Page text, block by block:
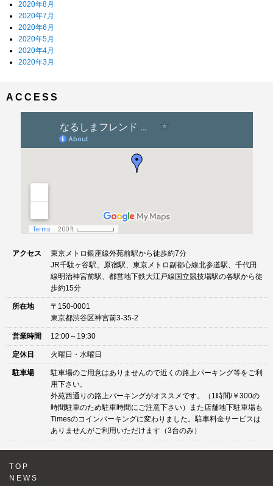
2020年8月
2020年7月
2020年6月
2020年5月
2020年4月
2020年3月
ACCESS
アクセス
東京メトロ銀座線外苑前駅から徒歩約7分
JR千駄ヶ谷駅、原宿駅、東京メトロ副都心線北参道駅、千代田
線明治神宮前駅、都営地下鉄大江戸線国立競技場駅の各駅から徒
歩約15分
所在地
〒150-0001
東京都渋谷区神宮前3-35-2
営業時間 12:00～19:30
定休日 火曜日・水曜日
駐車場
駐車場のご用意はありませんので近くの路上パーキング等をご利
用下さい。
外苑西通りの路上パーキングがオススメです。（1時間/￥300の
時間駐車のため駐車時間にご注意下さい）また店舗地下駐車場も
Timesのコインパーキングに変わりました。駐車料金サービスは
ありませんがご利用いただけます（3台のみ）
TOP
NEWS